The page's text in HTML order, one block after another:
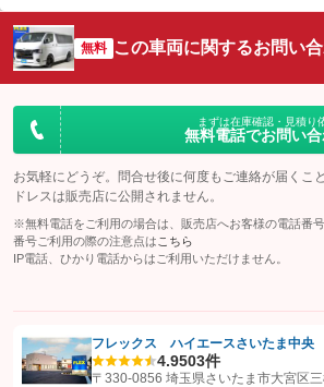
無料 この車両に関するお問い
まずは在庫確認・見積り
無料電話でお問い
お気軽にどうぞ。問合せ後に何度もご連絡が届くこ
ドレスは販売店に公開されません。
※無料電話をご利用の場合は、販売店へお客様の電話番
番号ご利用の際の注意点は こちら
IP電話、ひかり電話からはご利用いただけません。
【STEP1】認証画面でグーネットを友だち追加して
フレックス ハイエースさいたま中央
4.9503件
〒330-0856 埼玉県さいたま市大宮区